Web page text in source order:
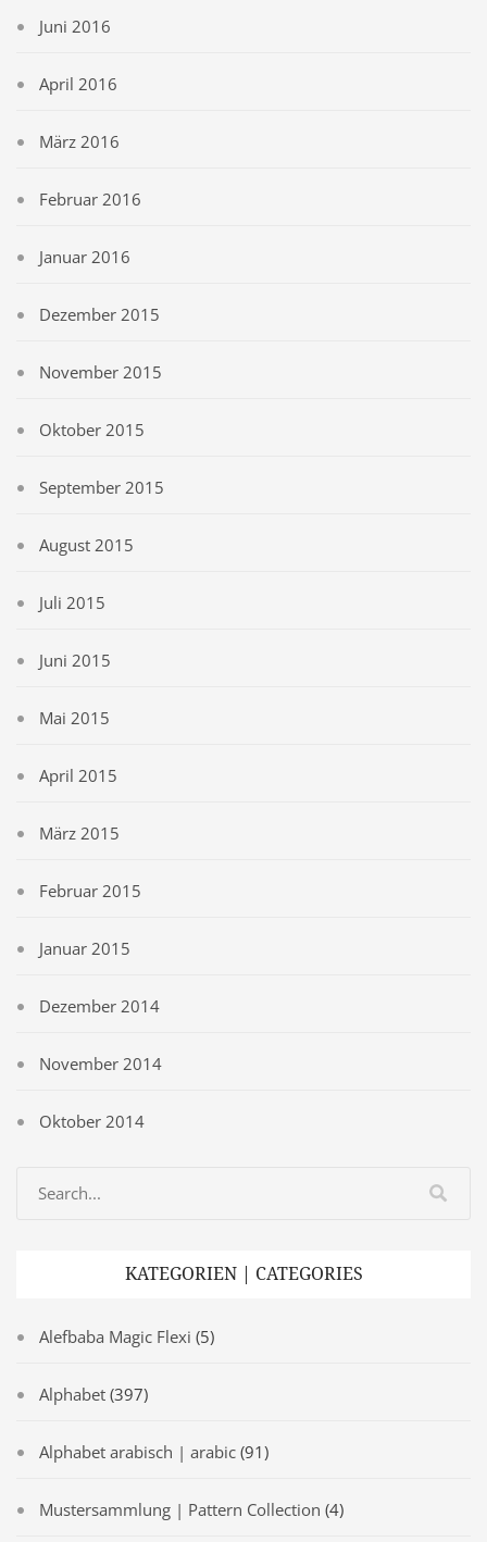
Juni 2016
April 2016
März 2016
Februar 2016
Januar 2016
Dezember 2015
November 2015
Oktober 2015
September 2015
August 2015
Juli 2015
Juni 2015
Mai 2015
April 2015
März 2015
Februar 2015
Januar 2015
Dezember 2014
November 2014
Oktober 2014
KATEGORIEN | CATEGORIES
Alefbaba Magic Flexi (5)
Alphabet (397)
Alphabet arabisch | arabic (91)
Mustersammlung | Pattern Collection (4)